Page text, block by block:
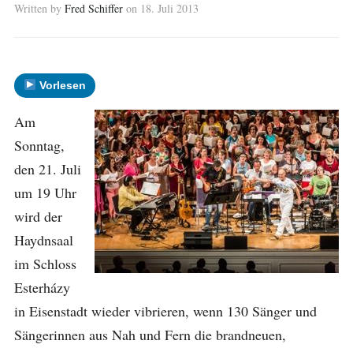
Written by Fred Schiffer on 18. Juli 2013
Vorlesen
Am
Sonntag,
den 21. Juli
um 19 Uhr
wird der
Haydnsaal
im Schloss
Esterházy
in Eisenstadt wieder vibrieren, wenn 130 Sänger und
Sängerinnen aus Nah und Fern die brandneuen,